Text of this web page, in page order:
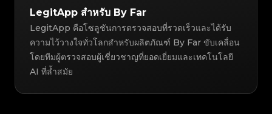
LegitApp สำหรับ By Far
LegitApp คือโซลูชันการตรวจสอบที่รวดเร็วและได้รับ
ความไว้วางใจทั่วโลกสำหรับผลิตภัณฑ์ By Far ขับเคลื่อน
โดยทีมผู้ตรวจสอบผู้เชี่ยวชาญที่ยอดเยี่ยมและเทคโนโลยี
AI ที่ล้ำสมัย